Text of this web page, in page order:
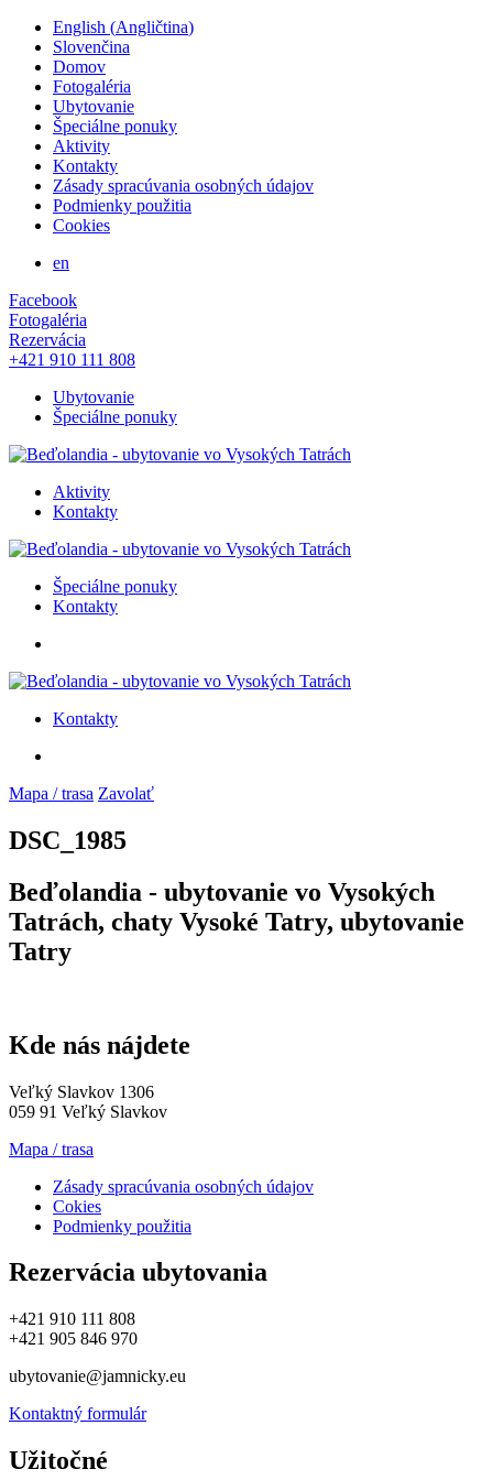
English (Angličtina)
Slovenčina
Domov
Fotogaléria
Ubytovanie
Špeciálne ponuky
Aktivity
Kontakty
Zásady spracúvania osobných údajov
Podmienky použitia
Cookies
en
Facebook
Fotogaléria
Rezervácia
+421 910 111 808
Ubytovanie
Špeciálne ponuky
Aktivity
Kontakty
Špeciálne ponuky
Kontakty
Kontakty
Mapa / trasa Zavolať
DSC_1985
Beďolandia - ubytovanie vo Vysokých
Tatrách, chaty Vysoké Tatry, ubytovanie
Tatry
Kde nás nájdete
Veľký Slavkov 1306
059 91 Veľký Slavkov
Mapa / trasa
Zásady spracúvania osobných údajov
Cokies
Podmienky použitia
Rezervácia ubytovania
+421 910 111 808
+421 905 846 970
ubytovanie@jamnicky.eu
Kontaktný formulár
Užitočné